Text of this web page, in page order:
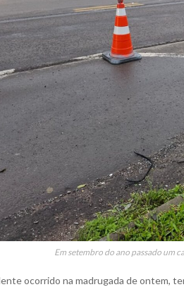
Em setembro do ano passado um
ocorrido na madrugada de ontem,